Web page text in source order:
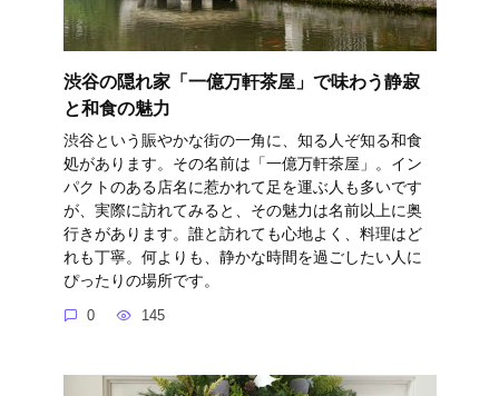
渋谷の隠れ家「一億万軒茶屋」で味わう静寂
と和食の魅力
渋谷という賑やかな街の一角に、知る人ぞ知る和食
処があります。その名前は「一億万軒茶屋」。イン
パクトのある店名に惹かれて足を運ぶ人も多いです
が、実際に訪れてみると、その魅力は名前以上に奥
行きがあります。誰と訪れても心地よく、料理はど
れも丁寧。何よりも、静かな時間を過ごしたい人に
ぴったりの場所です。
0 145